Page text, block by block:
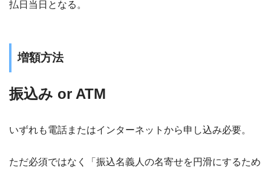
払日当日となる。
増額方法
振込み or ATM
いずれも電話またはインターネットから申し込み必要。
ただ必須ではなく「振込名義人の名寄せを円滑にするため